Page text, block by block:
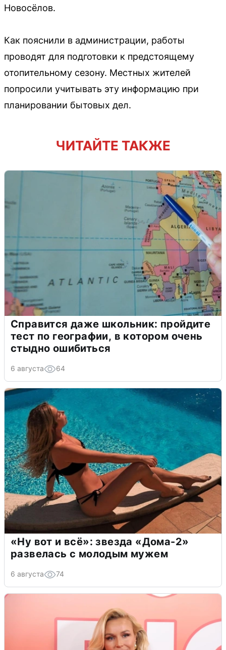
Новосёлов.
Как пояснили в администрации, работы
проводят для подготовки к предстоящему
отопительному сезону. Местных жителей
попросили учитывать эту информацию при
планировании бытовых дел.
ЧИТАЙТЕ ТАКЖЕ
Справится даже школьник: пройдите
тест по географии, в котором очень
стыдно ошибиться
6 августа 64
«Ну вот и всё»: звезда «Дома-2»
развелась с молодым мужем
6 августа 74